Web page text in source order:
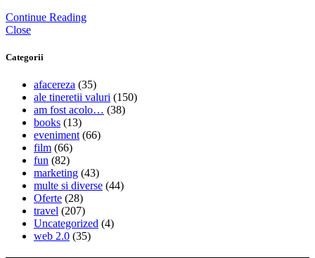
Continue Reading
Close
Categorii
afacereza (35)
ale tineretii valuri (150)
am fost acolo… (38)
books (13)
eveniment (66)
film (66)
fun (82)
marketing (43)
multe si diverse (44)
Oferte (28)
travel (207)
Uncategorized (4)
web 2.0 (35)